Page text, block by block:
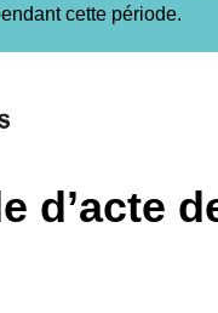
cette période.
d’acte